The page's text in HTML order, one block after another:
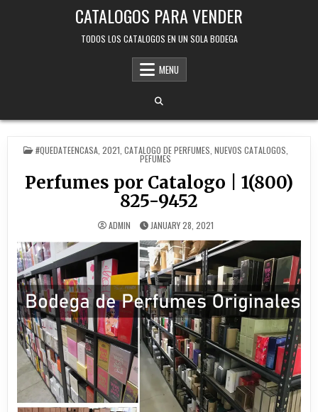
CATALOGOS PARA VENDER
TODOS LOS CATALOGOS EN UN SOLA BODEGA
MENU
POSTED
IN
#QUEDATEENCASA, 2021 CATALOGO DE PERFUMES NUEVOS CATALOGOS
PEFUMES
Perfumes por Catalogo | 1(800)
825-9452
ADMIN JANUARY 28, 2021